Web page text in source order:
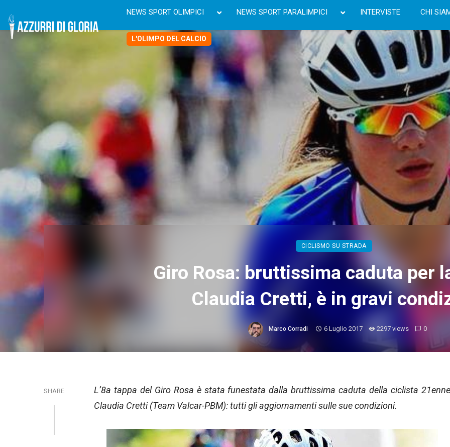
NEWS SPORT OLIMPICI NEWS SPORT PARALIMPICI INTERVISTE CHI
L'OLIMPO DEL CALCIO
CICLISMO SU STRADA
Giro Rosa: bruttissima caduta per
Claudia Cretti, è in gravi
Marco Corradi 6 Luglio 2017 2297 views 0
SHARE
L’8a tappa del Giro Rosa è stata funestata dalla bruttissima caduta della ciclista 21enne
Claudia Cretti (Team Valcar-PBM): tutti gli aggiornamenti sulle sue condizioni.